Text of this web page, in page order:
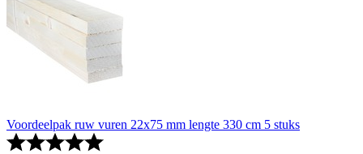
Voordeelpak ruw vuren 22x75 mm lengte 330 cm 5 stuks